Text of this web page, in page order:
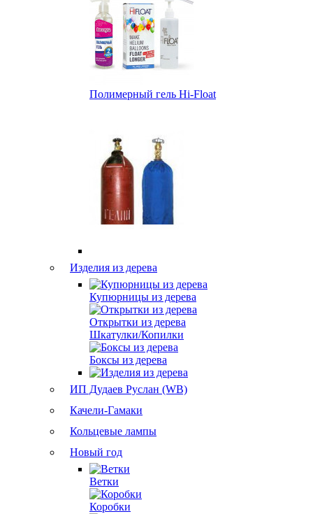
Полимерный гель Hi-Float
Изделия из дерева
Купюрницы из дерева
Открытки из дерева
Шкатулки/Копилки
Боксы из дерева
ИП Дудаев Руслан (WB)
Качели-Гамаки
Кольцевые лампы
Новый год
Ветки
Коробки